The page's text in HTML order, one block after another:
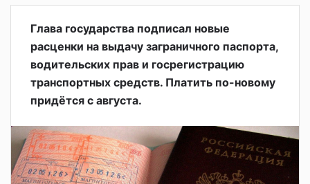
Глава государства подписал новые
расценки на выдачу заграничного паспорта,
водительских прав и госрегистрацию
транспортных средств. Платить по-новому
придётся с августа.